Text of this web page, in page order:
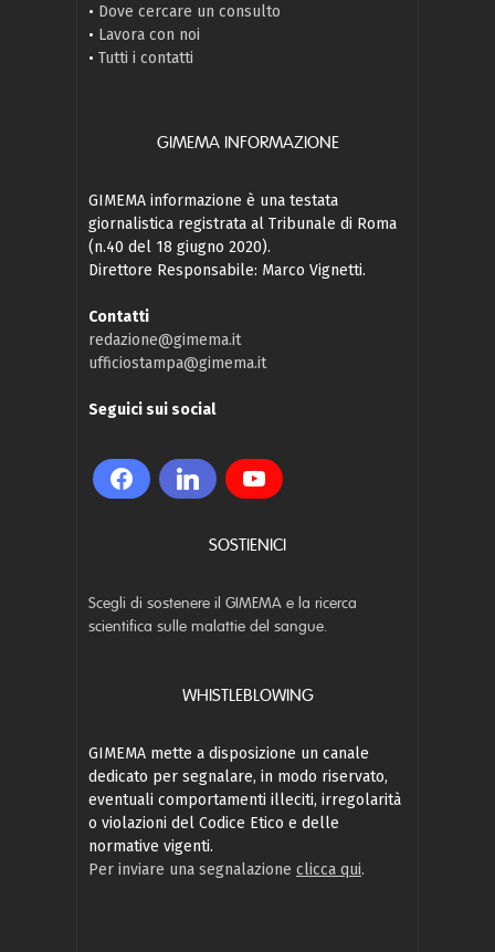
• Dove cercare un consulto
• Lavora con noi
• Tutti i contatti
GIMEMA INFORMAZIONE
GIMEMA informazione è una testata
giornalistica registrata al Tribunale di Roma
(n.40 del 18 giugno 2020).
Direttore Responsabile: Marco Vignetti.
Contatti
redazione@gimema.it
ufficiostampa@gimema.it
Seguici sui social
SOSTIENICI
Scegli di sostenere il GIMEMA e la ricerca
scientifica sulle malattie del sangue.
WHISTLEBLOWING
GIMEMA mette a disposizione un canale
dedicato per segnalare, in modo riservato,
eventuali comportamenti illeciti, irregolarità
o violazioni del Codice Etico e delle
normative vigenti.
Per inviare una segnalazione clicca qui.